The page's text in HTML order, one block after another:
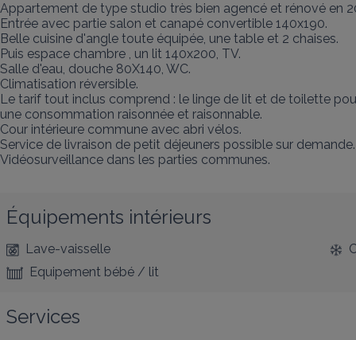
Appartement de type studio très bien agencé et rénové en
Entrée avec partie salon et canapé convertible 140x190.
Belle cuisine d'angle toute équipée, une table et 2 chaises.
Puis espace chambre , un lit 140x200, TV.
Salle d'eau, douche 80X140, WC.
Climatisation réversible.
Le tarif tout inclus comprend : le linge de lit et de toilette
une consommation raisonnée et raisonnable.
Cour intérieure commune avec abri vélos.
Service de livraison de petit déjeuners possible sur demande.
Vidéosurveillance dans les parties communes.
Équipements intérieurs
Lave-vaisselle
Equipement bébé / lit
Services